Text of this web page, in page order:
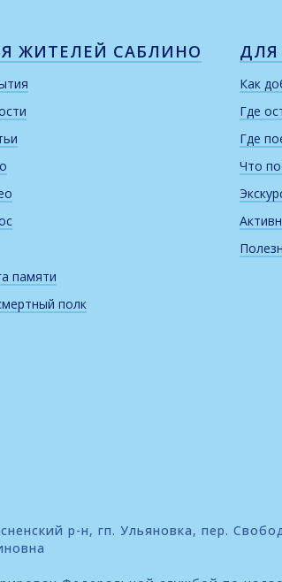
ЖИТЕЛЕЙ САБЛИНО
памяти
полк
ДЛЯ
Как
Где
Где
Что
р-н, гп. Ульяновка, пер.